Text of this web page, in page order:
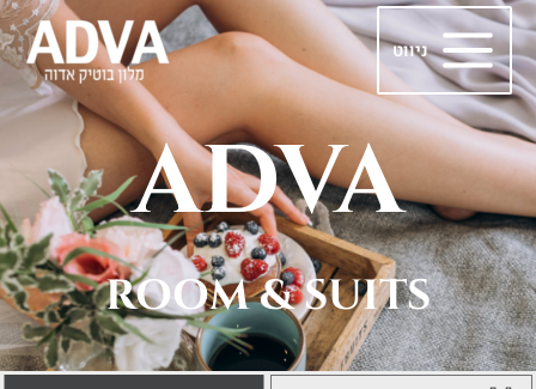
דילוג
לתוכן
Main
Menu ניווט
ADVA
ROOM & SUITS